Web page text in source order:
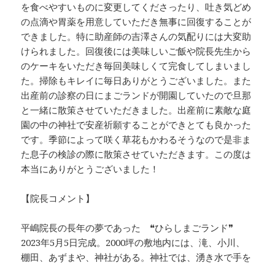
を食べやすいものに変更してくださったり、吐き気どめ
の点滴や胃薬を用意していただき無事に回復することが
できました。特に助産師の吉澤さんの気配りには大変助
けられました。回復後には美味しいご飯や院長先生から
のケーキをいただき毎回美味しくて完食してしまいまし
た。掃除もキレイに毎日ありがとうございました。また
出産前の診察の日にまごランドが開園していたので旦那
と一緒に散策させていただきました。出産前に素敵な庭
園の中の神社で安産祈願することができとても良かった
です。季節によって咲く草花もかわるそうなので是非ま
た息子の検診の際に散策させていただきます。この度は
本当にありがとうございました！
【院長コメント】
平嶋院長の長年の夢であった ❝ひらしまごランド❞
2023年5月5日完成。2000坪の敷地内には、滝、小川、
棚田、あずまや、神社がある。神社では、湧き水で手を